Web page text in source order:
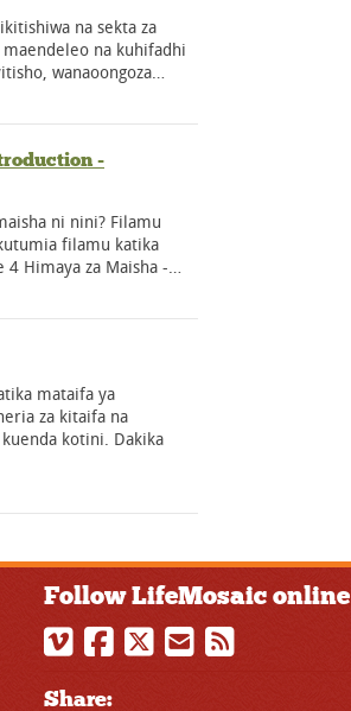
na sekta za
na kuhifadhi
wanaoongoza…
-
ni nini? Filamu
filamu katika
Himaya za Maisha -…
mataifa ya
za kitaifa na
kotini. Dakika
Follow LifeMosaic online
Share: